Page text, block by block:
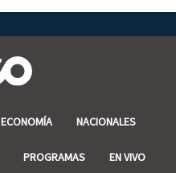
ECONOMÍA NACIONALES
PROGRAMAS EN VIVO